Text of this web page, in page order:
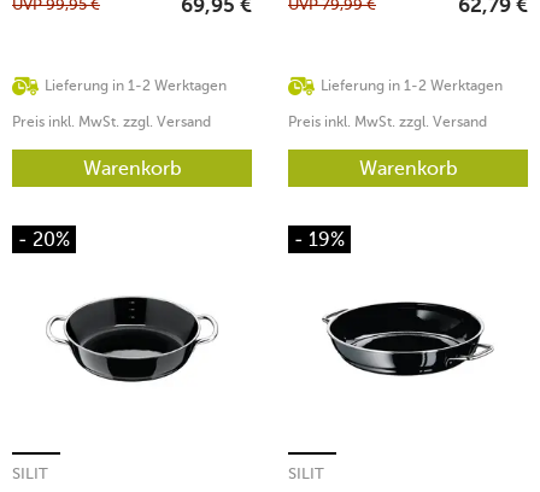
Lieferung in 1-2 Werktagen
UVP99,95 € 69,95 €
Preis inkl. MwSt. zzgl. Versand
Warenkorb
Lieferung in 1-2 Werktagen
UVP79,99 € 62,79 €
Preis inkl. MwSt. zzgl. Versand
Warenkorb
- 20%
SILIT
- 19%
SILIT